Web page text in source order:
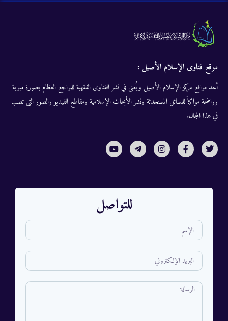
موقع فتاوى الإسلام الأصيل :
أحد مواقع مركز الإسلام الأصيل ويُعنى في نشر الفتاوى الفقهية للمراجع العظام بصورة مبوبة
وواضحة مواكباً للمسائل المستحدثة ونشر الأبحاث الإسلامية ومقاطع الفيديو والصور التى تصب
في هذا المجال.
للتواصل